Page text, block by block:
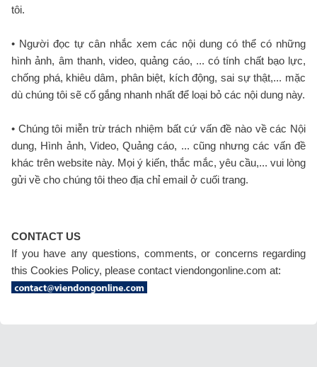
tôi.
• Người đọc tự cân nhắc xem các nội dung có thể có những
hình ảnh, âm thanh, video, quảng cáo, ... có tính chất bạo lực,
chống phá, khiêu dâm, phân biệt, kích động, sai sự thật,... mặc
dù chúng tôi sẽ cố gắng nhanh nhất để loại bỏ các nội dung này.
• Chúng tôi miễn trừ trách nhiệm bất cứ vấn đề nào về các Nội
dung, Hình ảnh, Video, Quảng cáo, ... cũng nhưng các vấn đề
khác trên website này. Mọi ý kiến, thắc mắc, yêu cầu,... vui lòng
gửi về cho chúng tôi theo địa chỉ email ở cuối trang.
CONTACT US
If you have any questions, comments, or concerns regarding
this Cookies Policy, please contact viendongonline.com at: